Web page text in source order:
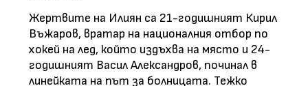
Жертвите на Илиян са 21-годишният Кирил
Въжаров, вратар на националния отбор по
хокей на лед, който издъхва на място и 24-
годишният Васил Александров, починал в
линейката на път за болницата. Тежко